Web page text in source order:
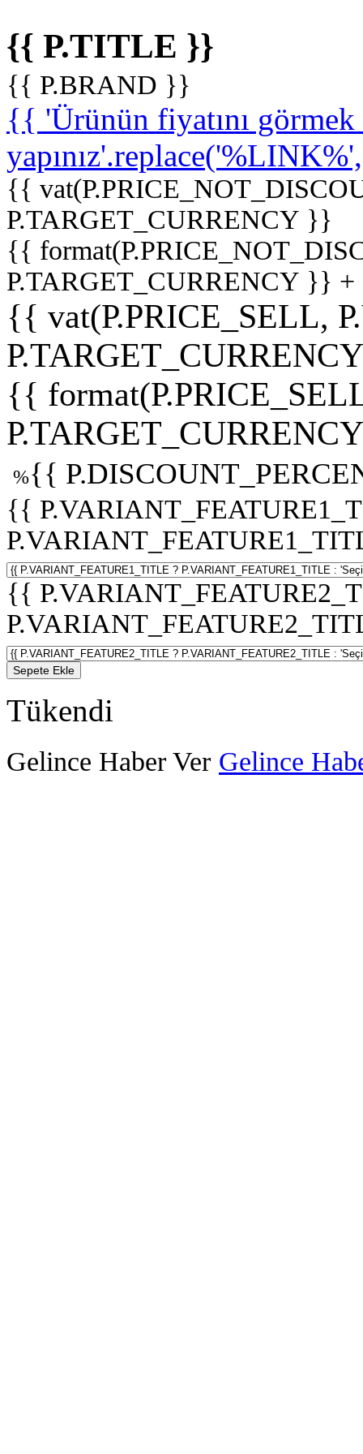
{{ P.TITLE }}
{{ P.BRAND }}
{{ 'Ürünün fiyatını
{{
P.TARGET_CURRENCY }}
{{
P.TARGET_CURRENCY }}
{{ vat(P.PRICE_SELL,
{{
%{{
{{
{{
Sepete Ekle
Tükendi
Gelince Haber Ver Gelince